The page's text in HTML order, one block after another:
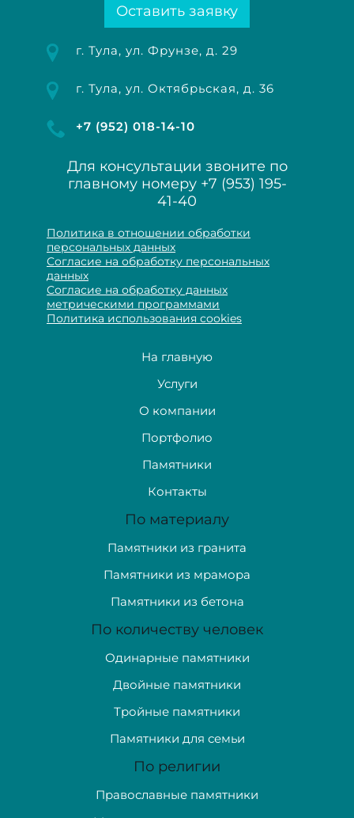
Оставить заявку
г. Тула, ул. Фрунзе, д. 29
г. Тула, ул. Октябрьская, д. 36
+7 (952) 018-14-10
Для консультации звоните по
главному номеру +7 (953) 195-
41-40
Политика в отношении обработки
персональных данных
Согласие на обработку персональных
данных
Согласие на обработку данных
метрическими программами
Политика использования cookies
На главную
Услуги
О компании
Портфолио
Памятники
Контакты
По материалу
Памятники из гранита
Памятники из мрамора
Памятники из бетона
По количеству человек
Одинарные памятники
Двойные памятники
Тройные памятники
Памятники для семьи
По религии
Православные памятники